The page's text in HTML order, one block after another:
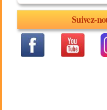
Sombrero Mambo
Discipline:Salsa Cubaine
Débutants
Description:Sombrero
Suivez-